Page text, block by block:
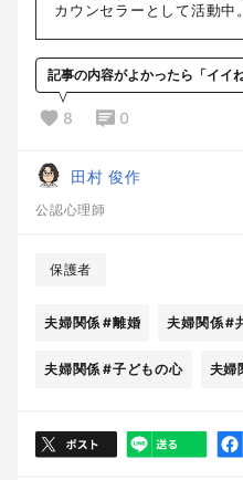
カウンセラーとして活動中。
記事の内容がよかったら「イイ
8 0
田村 俊作
公認心理師
保護者
夫婦関係 #離婚 夫婦関係#
夫婦関係 #子どもの心 夫婦